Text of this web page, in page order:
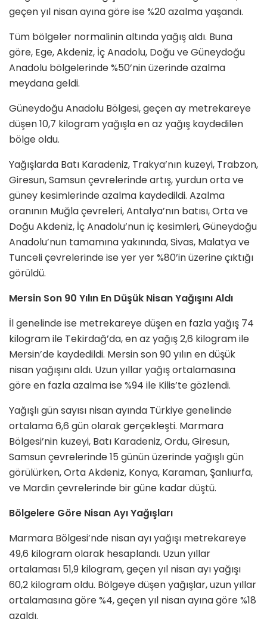
geçen yıl nisan ayına göre ise %20 azalma yaşandı.
Tüm bölgeler normalinin altında yağış aldı. Buna
göre, Ege, Akdeniz, İç Anadolu, Doğu ve Güneydoğu
Anadolu bölgelerinde %50’nin üzerinde azalma
meydana geldi.
Güneydoğu Anadolu Bölgesi, geçen ay metrekareye
düşen 10,7 kilogram yağışla en az yağış kaydedilen
bölge oldu.
Yağışlarda Batı Karadeniz, Trakya’nın kuzeyi, Trabzon,
Giresun, Samsun çevrelerinde artış, yurdun orta ve
güney kesimlerinde azalma kaydedildi. Azalma
oranının Muğla çevreleri, Antalya’nın batısı, Orta ve
Doğu Akdeniz, İç Anadolu’nun iç kesimleri, Güneydoğu
Anadolu’nun tamamına yakınında, Sivas, Malatya ve
Tunceli çevrelerinde ise yer yer %80’in üzerine çıktığı
görüldü.
Mersin Son 90 Yılın En Düşük Nisan Yağışını Aldı
İl genelinde ise metrekareye düşen en fazla yağış 74
kilogram ile Tekirdağ’da, en az yağış 2,6 kilogram ile
Mersin’de kaydedildi. Mersin son 90 yılın en düşük
nisan yağışını aldı. Uzun yıllar yağış ortalamasına
göre en fazla azalma ise %94 ile Kilis’te gözlendi.
Yağışlı gün sayısı nisan ayında Türkiye genelinde
ortalama 6,6 gün olarak gerçekleşti. Marmara
Bölgesi’nin kuzeyi, Batı Karadeniz, Ordu, Giresun,
Samsun çevrelerinde 15 günün üzerinde yağışlı gün
görülürken, Orta Akdeniz, Konya, Karaman, Şanlıurfa,
ve Mardin çevrelerinde bir güne kadar düştü.
Bölgelere Göre Nisan Ayı Yağışları
Marmara Bölgesi’nde nisan ayı yağışı metrekareye
49,6 kilogram olarak hesaplandı. Uzun yıllar
ortalaması 51,9 kilogram, geçen yıl nisan ayı yağışı
60,2 kilogram oldu. Bölgeye düşen yağışlar, uzun yıllar
ortalamasına göre %4, geçen yıl nisan ayına göre %18
azaldı.